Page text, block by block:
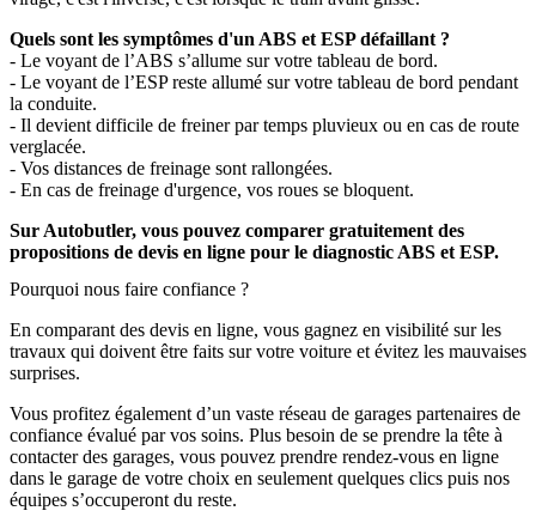
Quels sont les symptômes d'un ABS et ESP défaillant ?
- Le voyant de l’ABS s’allume sur votre tableau de bord.
- Le voyant de l’ESP reste allumé sur votre tableau de bord pendant
la conduite.
- Il devient difficile de freiner par temps pluvieux ou en cas de route
verglacée.
- Vos distances de freinage sont rallongées.
- En cas de freinage d'urgence, vos roues se bloquent.
Sur Autobutler, vous pouvez comparer gratuitement des
propositions de devis en ligne pour le diagnostic ABS et ESP.
Pourquoi nous faire confiance ?
En comparant des devis en ligne, vous gagnez en visibilité sur les
travaux qui doivent être faits sur votre voiture et évitez les mauvaises
surprises.
Vous profitez également d’un vaste réseau de garages partenaires de
confiance évalué par vos soins. Plus besoin de se prendre la tête à
contacter des garages, vous pouvez prendre rendez-vous en ligne
dans le garage de votre choix en seulement quelques clics puis nos
équipes s’occuperont du reste.